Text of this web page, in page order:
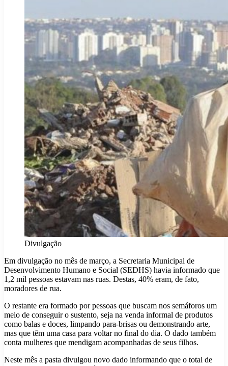
Divulgação
Em divulgação no mês de março, a Secretaria Municipal de
Desenvolvimento Humano e Social (SEDHS) havia informado que
1,2 mil pessoas estavam nas ruas. Destas, 40% eram, de fato,
moradores de rua.
O restante era formado por pessoas que buscam nos semáforos um
meio de conseguir o sustento, seja na venda informal de produtos
como balas e doces, limpando para-brisas ou demonstrando arte,
mas que têm uma casa para voltar no final do dia. O dado também
conta mulheres que mendigam acompanhadas de seus filhos.
Neste mês a pasta divulgou novo dado informando que o total de